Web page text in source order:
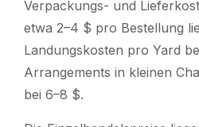
Verpackungs- und
etwa 2–4 $ pro Bestellung
Landungskosten pro Yard
Arrangements in kleinen
bei 6–8 $.